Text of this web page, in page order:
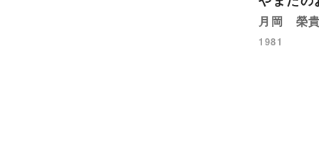
月岡 榮
1981